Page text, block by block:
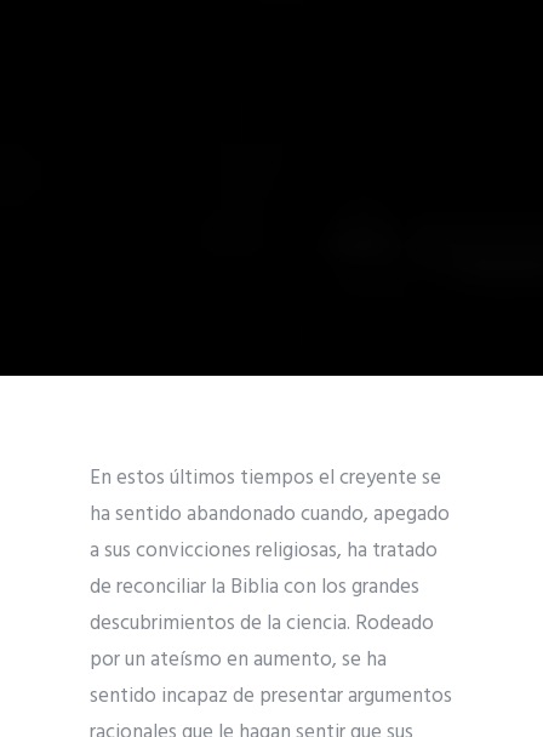
En estos últimos tiempos el creyente se
ha sentido abandonado cuando, apegado
a sus convicciones religiosas, ha tratado
de reconciliar la Biblia con los grandes
descubrimientos de la ciencia. Rodeado
por un ateísmo en aumento, se ha
sentido incapaz de presentar argumentos